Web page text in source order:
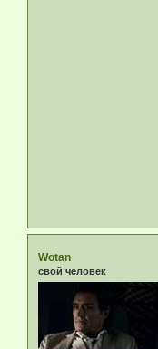
Wotan
свой человек